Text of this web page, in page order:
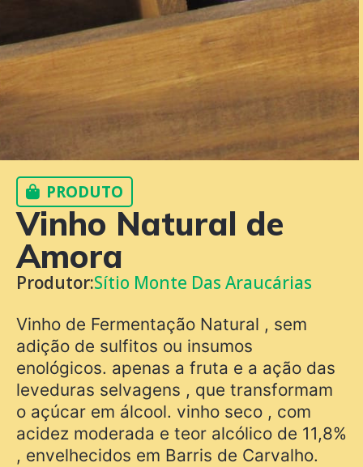
PRODUTO
Vinho Natural de
Amora
Produtor:Sítio Monte Das Araucárias
Vinho de Fermentação Natural , sem
adição de sulfitos ou insumos
enológicos. apenas a fruta e a ação das
leveduras selvagens , que transformam
o açúcar em álcool. vinho seco , com
acidez moderada e teor alcólico de 11,8%
, envelhecidos em Barris de Carvalho.